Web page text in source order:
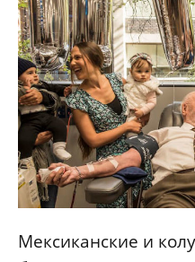
Мексиканские и